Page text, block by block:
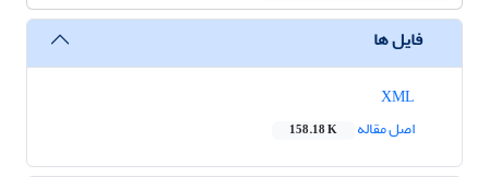
فایل ها
اصل مقاله
158.18 K